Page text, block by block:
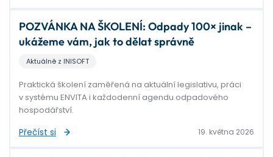
POZVÁNKA NA ŠKOLENÍ: Odpady 100× jinak –
ukážeme vám, jak to dělat správně
Aktuálně z INISOFT
Praktická školení zaměřená na aktuální legislativu, práci
v systému ENVITA i každodenní agendu odpadového
hospodářství.
Přečíst si 19. května 2026